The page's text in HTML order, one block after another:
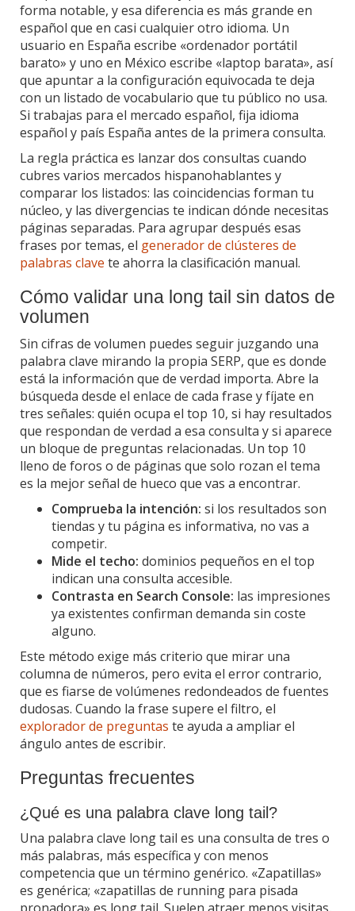
forma notable, y esa diferencia es más grande en
español que en casi cualquier otro idioma. Un
usuario en España escribe «ordenador portátil
barato» y uno en México escribe «laptop barata», así
que apuntar a la configuración equivocada te deja
con un listado de vocabulario que tu público no usa.
Si trabajas para el mercado español, fija idioma
español y país España antes de la primera consulta.
La regla práctica es lanzar dos consultas cuando
cubres varios mercados hispanohablantes y
comparar los listados: las coincidencias forman tu
núcleo, y las divergencias te indican dónde necesitas
páginas separadas. Para agrupar después esas
frases por temas, el generador de clústeres de
palabras clave te ahorra la clasificación manual.
Cómo validar una long tail sin datos de
volumen
Sin cifras de volumen puedes seguir juzgando una
palabra clave mirando la propia SERP, que es donde
está la información que de verdad importa. Abre la
búsqueda desde el enlace de cada frase y fíjate en
tres señales: quién ocupa el top 10, si hay resultados
que respondan de verdad a esa consulta y si aparece
un bloque de preguntas relacionadas. Un top 10
lleno de foros o de páginas que solo rozan el tema
es la mejor señal de hueco que vas a encontrar.
Comprueba la intención: si los resultados son
tiendas y tu página es informativa, no vas a
competir.
Mide el techo: dominios pequeños en el top
indican una consulta accesible.
Contrasta en Search Console: las impresiones
ya existentes confirman demanda sin coste
alguno.
Este método exige más criterio que mirar una
columna de números, pero evita el error contrario,
que es fiarse de volúmenes redondeados de fuentes
dudosas. Cuando la frase supere el filtro, el
explorador de preguntas te ayuda a ampliar el
ángulo antes de escribir.
Preguntas frecuentes
¿Qué es una palabra clave long tail?
Una palabra clave long tail es una consulta de tres o
más palabras, más específica y con menos
competencia que un término genérico. «Zapatillas»
es genérica; «zapatillas de running para pisada